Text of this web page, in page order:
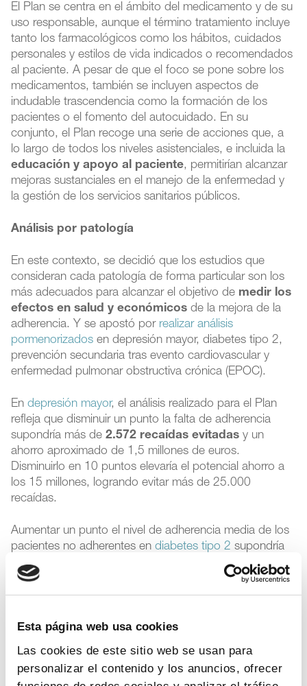
Esta página web usa cookies
Las cookies de este sitio web se usan para
personalizar el contenido y los anuncios, ofrecer
El Plan se centra en el ámbito del medicamento y de su
uso responsable, aunque el término tratamiento incluye
tanto los farmacológicos como los hábitos, cuidados
personales y estilos de vida indicados o recomendados
al paciente. A pesar de que el foco se pone sobre los
medicamentos, también se incluyen aspectos de
indudable trascendencia como la formación de los
pacientes o el fomento del autocuidado. En su
conjunto, el Plan recoge una serie de acciones que, a
lo largo de todos los niveles asistenciales, e incluida la
educación y apoyo al paciente, permitirían alcanzar
mejoras sustanciales en el manejo de la enfermedad y
la gestión de los servicios sanitarios públicos.
Análisis por patología
En este contexto, se decidió que los estudios que
consideran cada patología de forma particular son los
más adecuados para alcanzar el objetivo de medir los
efectos en salud y económicos de la mejora de la
adherencia. Y se apostó por realizar análisis
pormenorizados en depresión mayor, diabetes tipo 2,
prevención secundaria tras evento cardiovascular y
enfermedad pulmonar obstructiva crónica (EPOC).
Endepresión mayor, el análisis realizado para el Plan
refleja que disminuir un punto la falta de adherencia
supondría más de2.572 recaídas evitadas y un
ahorro aproximado de 1,5 millones de euros.
Disminuirlo en 10 puntos elevaría el potencial ahorro a
los 15 millones, logrando evitar más de 25.000
recaídas.
Aumentar un punto el nivel de adherencia media de los
pacientes no adherentes endiabetes tipo 2 supondría
evitar más de 5.400 eventos
con un ahorro potencial
superior a los 38 millones de euros, que crece hasta los
367 millones de euros si el aumento en la adherencia
trasevento cardiovascularen España no es adherente a
su tratamiento. Reducir esa tasa en un punto supondría